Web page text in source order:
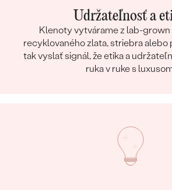
Udržateľnosť a
Klenoty vytvárame z lab-grown
recyklovaného zlata, striebra alebo
tak vyslať signál, že etika a
ruka v ruke s